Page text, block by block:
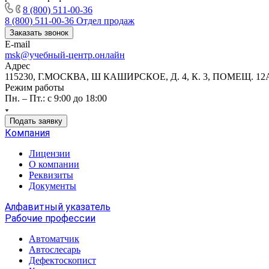
8 (800) 511-00-36
8 (800) 511-00-36 Отдел продаж
Заказать звонок
E-mail
msk@учебный-центр.онлайн
Адрес
115230, Г.МОСКВА, Ш КАШИРСКОЕ, Д. 4, К. 3, ПОМЕЩ.
Режим работы
Пн. – Пт.: с 9:00 до 18:00
Подать заявку
Компания
Лицензии
О компании
Реквизиты
Документы
Алфавитный указатель
Рабочие профессии
Автоматчик
Автослесарь
Дефектоскопист